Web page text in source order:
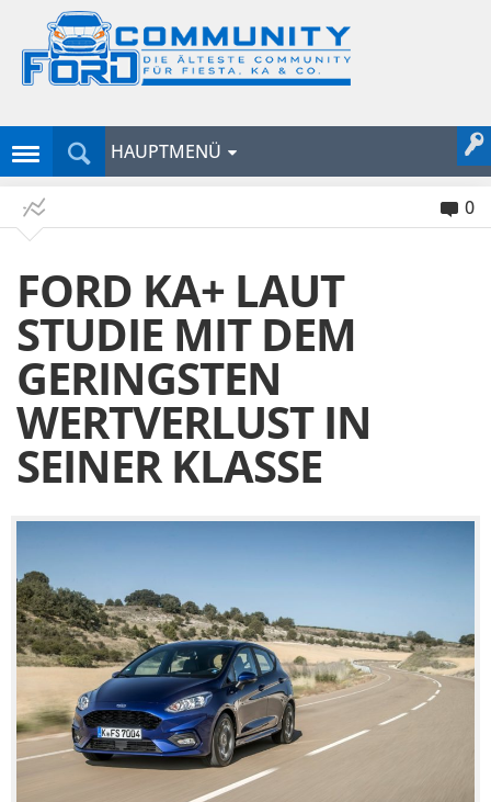
HAUPTMENÜ
0
FORD KA+ LAUT
STUDIE MIT DEM
GERINGSTEN
WERTVERLUST IN
SEINER KLASSE